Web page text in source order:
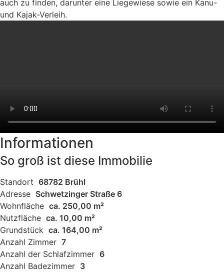
auch zu finden, darunter eine Liegewiese sowie ein Kanu-
und Kajak-Verleih.
Informationen
So groß ist diese Immobilie
Standort 68782 Brühl
Adresse Schwetzinger Straße 6
Wohnfläche ca. 250,00 m²
Nutzfläche ca. 10,00 m²
Grundstück ca. 164,00 m²
Anzahl Zimmer 7
Anzahl der Schlafzimmer 6
Anzahl Badezimmer 3